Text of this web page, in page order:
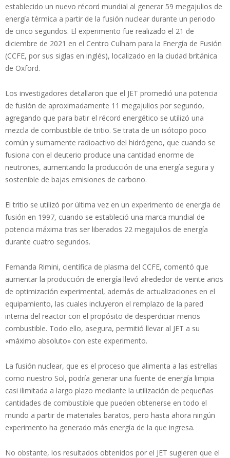
establecido un nuevo récord mundial al generar 59 megajulios de
energía térmica a partir de la fusión nuclear durante un periodo
de cinco segundos. El experimento fue realizado el 21 de
diciembre de 2021 en el Centro Culham para la Energía de Fusión
(CCFE, por sus siglas en inglés), localizado en la ciudad británica
de Oxford.
Los investigadores detallaron que el JET promedió una potencia
de fusión de aproximadamente 11 megajulios por segundo,
agregando que para batir el récord energético se utilizó una
mezcla de combustible de tritio. Se trata de un isótopo poco
común y sumamente radioactivo del hidrógeno, que cuando se
fusiona con el deuterio produce una cantidad enorme de
neutrones, aumentando la producción de una energía segura y
sostenible de bajas emisiones de carbono.
El tritio se utilizó por última vez en un experimento de energía de
fusión en 1997, cuando se estableció una marca mundial de
potencia máxima tras ser liberados 22 megajulios de energía
durante cuatro segundos.
Fernanda Rimini, científica de plasma del CCFE, comentó que
aumentar la producción de energía llevó alrededor de veinte años
de optimización experimental, además de actualizaciones en el
equipamiento, las cuales incluyeron el remplazo de la pared
interna del reactor con el propósito de desperdiciar menos
combustible. Todo ello, asegura, permitió llevar al JET a su
«máximo absoluto» con este experimento.
La fusión nuclear, que es el proceso que alimenta a las estrellas
como nuestro Sol, podría generar una fuente de energía limpia
casi ilimitada a largo plazo mediante la utilización de pequeñas
cantidades de combustible que pueden obtenerse en todo el
mundo a partir de materiales baratos, pero hasta ahora ningún
experimento ha generado más energía de la que ingresa.
No obstante, los resultados obtenidos por el JET sugieren que el